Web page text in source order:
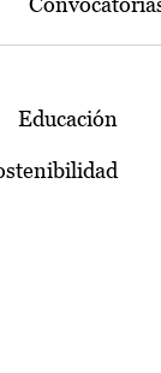
Educación